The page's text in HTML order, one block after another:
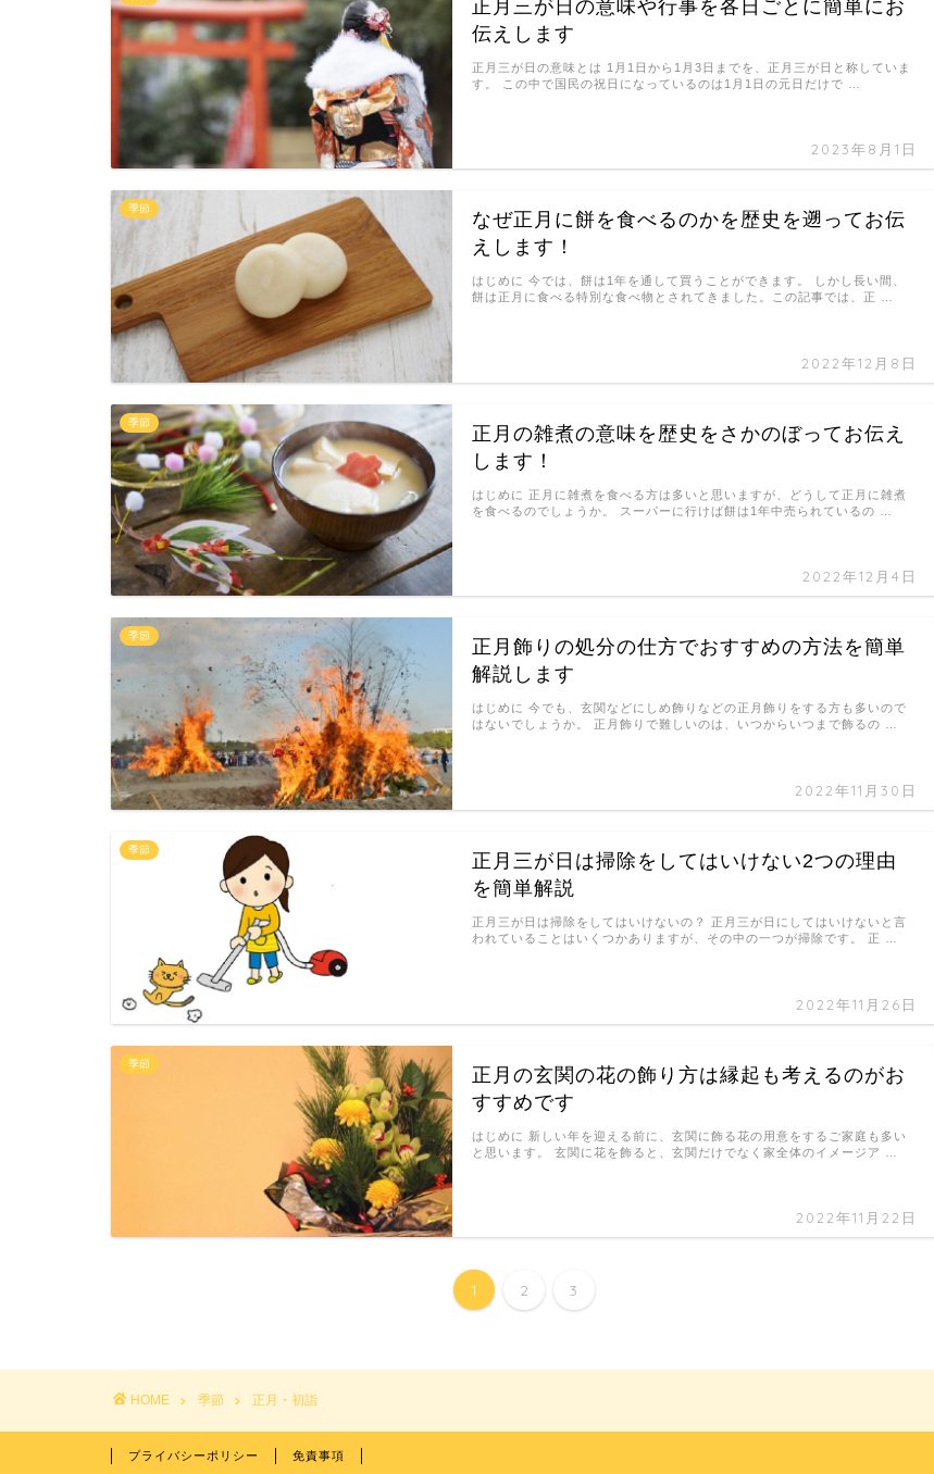
正月三が日の意味や行事を各日ごとに簡単にお
伝えします
2023年8月1日
正月三が日の意味とは 1月1日から1月3日までを、正月三が日と称していま
す。 この中で国民の祝日になっているのは1月1日の元日だけで …
季節
なぜ正月に餅を食べるのかを歴史を遡ってお伝
えします！
2022年12月8日
はじめに 今では、餅は1年を通して買うことができます。 しかし長い間、
餅は正月に食べる特別な食べ物とされてきました。この記事では、正 …
季節
正月の雑煮の意味を歴史をさかのぼってお伝え
します！
2022年12月4日
はじめに 正月に雑煮を食べる方は多いと思いますが、どうして正月に雑煮
を食べるのでしょうか。 スーパーに行けば餅は1年中売られているの …
季節
正月飾りの処分の仕方でおすすめの方法を簡単
解説します
2022年11月30日
はじめに 今でも、玄関などにしめ飾りなどの正月飾りをする方も多いので
はないでしょうか。 正月飾りで難しいのは、いつからいつまで飾るの …
季節
正月三が日は掃除をしてはいけない2つの理由
を簡単解説
2022年11月26日
正月三が日は掃除をしてはいけないの？ 正月三が日にしてはいけないと言
われていることはいくつかありますが、その中の一つが掃除です。 正 …
季節
正月の玄関の花の飾り方は縁起も考えるのがお
すすめです
2022年11月22日
はじめに 新しい年を迎える前に、玄関に飾る花の用意をするご家庭も多い
と思います。 玄関に花を飾ると、玄関だけでなく家全体のイメージア …
1 2 3
HOME 季節 正月・初詣
プライバシーポリシー 免責事項